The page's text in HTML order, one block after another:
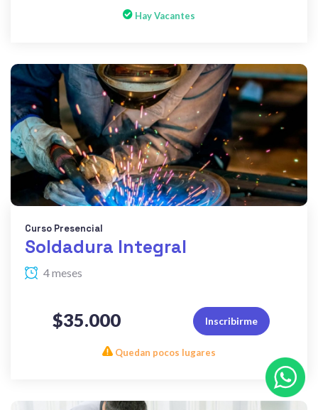
Hay Vacantes
Curso Presencial
Soldadura Integral
4 meses
$35.000 Inscribirme
Quedan pocos lugares